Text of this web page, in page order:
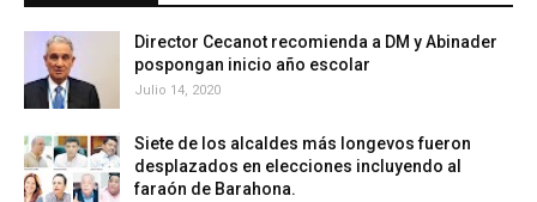
Director Cecanot recomienda a DM y Abinader
pospongan inicio año escolar
Julio 14, 2020
Siete de los alcaldes más longevos fueron
desplazados en elecciones incluyendo al
faraón de Barahona.